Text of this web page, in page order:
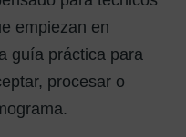
empiezan en
guía práctica para
procesar o